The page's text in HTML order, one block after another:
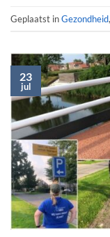
Geplaatst inGezondheid,
23
jul